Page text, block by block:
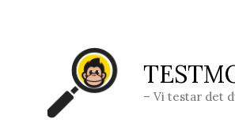
– Vi testar det